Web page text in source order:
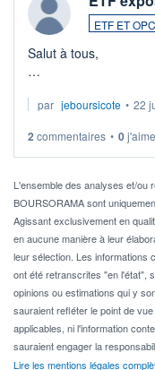
ETF ET
Salut à tous,
via un ETF plutôt
Idéalement, je
Pour l' ...
par jeboursicote • 22
2 commentaires • 0j'aime
L'ensemble des analyses et/ou
BOURSORAMA sont
Agissant exclusivement en
en aucune manière à leur
leur sélection. Les informations
ont été retranscrites "en l'état",
opinions ou estimations qui y
sauraient refléter le point de
applicables, ni l'information
sauraient engager la
Lire les mentions légales